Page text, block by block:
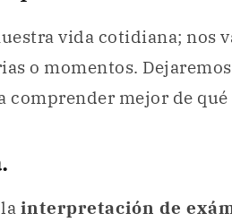
vida cotidiana; nos
o momentos.
comprender mejor de qué
interpretación de